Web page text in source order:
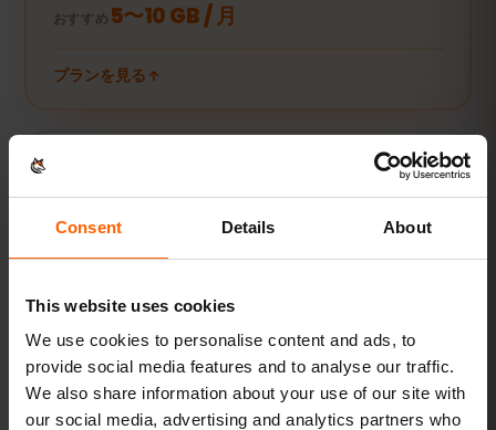
Consent Details About
This website uses cookies
We use cookies to personalise content and ads, to
provide social media features and to analyse our traffic.
We also share information about your use of our site with
our social media, advertising and analytics partners who
おすすめ 5〜10 GB / 月
プランを見る
動画やビデオ通話、PCやタブレットの接続にも。
プランを見る
数値はすべて目安です。実際の使用量は端末やアプリの設定、使い方
によって異なります。